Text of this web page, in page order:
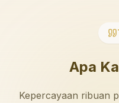
Apa
Kepercayaan ribuan